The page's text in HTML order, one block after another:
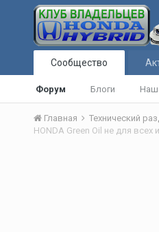
Сообщество
Форум Блоги
Главная Технический
HONDA Green Oil не для